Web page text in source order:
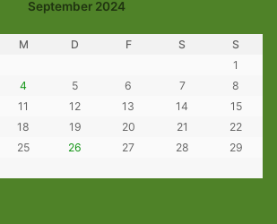
September 2024
M D F S
S
1
4 5 6 7
8
11 12 13 14
15
18 19 20 21
22
25 26 27 28
29